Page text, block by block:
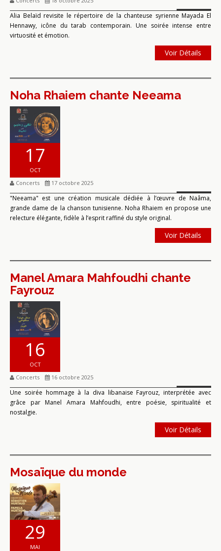
Alia Belaïd revisite le répertoire de la chanteuse syrienne Mayada El
Hennawy, icône du tarab contemporain. Une soirée intense entre
virtuosité et émotion.
Voir Détails
Noha Rhaiem chante Neeama
17
OCT
Concerts
17 octobre 2025
"Neeama" est une création musicale dédiée à l’œuvre de Naâma,
grande dame de la chanson tunisienne. Noha Rhaiem en propose une
relecture élégante, fidèle à l’esprit raffiné du style original.
Voir Détails
Manel Amara Mahfoudhi chante
Fayrouz
16
OCT
Concerts
16 octobre 2025
Une soirée hommage à la diva libanaise Fayrouz, interprétée avec
grâce par Manel Amara Mahfoudhi, entre poésie, spiritualité et
nostalgie.
Voir Détails
Mosaïque du monde
29
MAI